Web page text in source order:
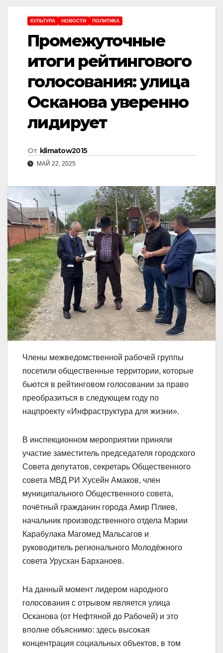
КУЛЬТУРА НОВОСТИ ПОЛИТИКА
Промежуточные
итоги рейтингового
голосования: улица
Осканова уверенно
лидирует
От klimatow2015
МАЙ 22, 2025
Члены межведомственной рабочей группы
посетили общественные территории, которые
бьются в рейтинговом голосовании за право
преобразиться в следующем году по
нацпроекту «Инфраструктура для жизни».
В инспекционном мероприятии приняли
участие заместитель председателя городского
Совета депутатов, секретарь Общественного
совета МВД РИ Хусейн Амаков, член
муниципального Общественного совета,
почëтный гражданин города Амир Плиев,
начальник производственного отдела Мэрии
Карабулака Магомед Мальсагов и
руководитель регионального Молодëжного
совета Урусхан Барханоев.
На данный момент лидером народного
голосования с отрывом является улица
Осканова (от Нефтяной до Рабочей) и это
вполне объяснимо: здесь высокая
концентрация социальных объектов, в том